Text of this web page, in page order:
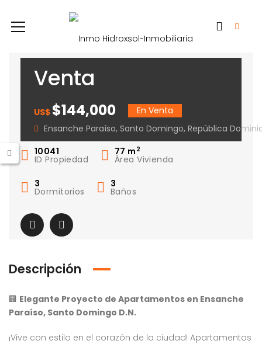
Venta
Apartamento
Ensanche Paraiso
US$ $144,000
En Venta
Ensanche Paraíso, Santo Domingo, República
10041
ID Propiedad
77 m 2
Área Vivienda
3
Dormitorios
3
Baños
Descripción
🏢 Elegante Proyecto de Apartamentos en Ensanche
Paraíso, Santo Domingo D.N.
¡Vive con estilo en el corazón de la ciudad! Apartamentos